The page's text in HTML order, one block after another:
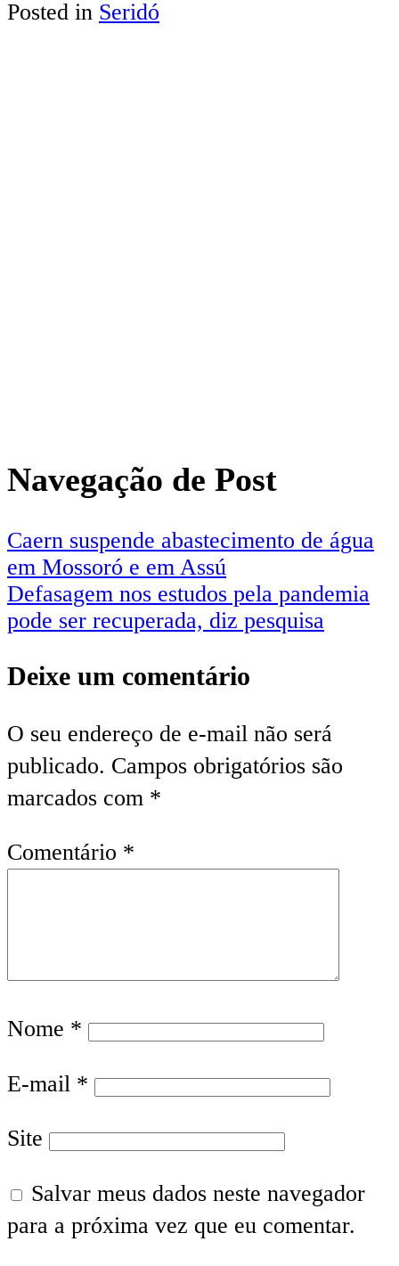
Share
Posted in Seridó
Navegação de Post
Caern suspende abastecimento de água
em Mossoró e em Assú
Defasagem nos estudos pela pandemia
pode ser recuperada, diz pesquisa
Deixe um comentário
O seu endereço de e-mail não será
publicado. Campos obrigatórios são
marcados com *
Comentário *
Nome *
E-mail *
Site
Salvar meus dados neste navegador
para a próxima vez que eu comentar.